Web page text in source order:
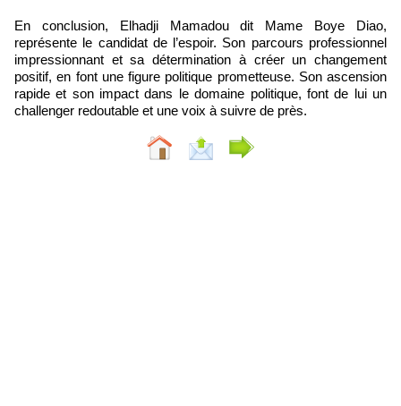
En conclusion, Elhadji Mamadou dit Mame Boye Diao,
représente le candidat de l’espoir. Son parcours professionnel
impressionnant et sa détermination à créer un changement
positif, en font une figure politique prometteuse. Son ascension
rapide et son impact dans le domaine politique, font de lui un
challenger redoutable et une voix à suivre de près.